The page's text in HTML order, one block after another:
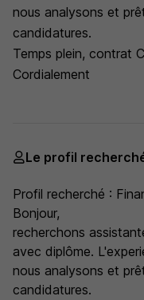
nous analysons et
candidatures.
Temps plein, contrat
Cordialement
Le profil
Profil recherché :
Bonjour,
recherchons
avec diplôme.
nous analysons et
candidatures.